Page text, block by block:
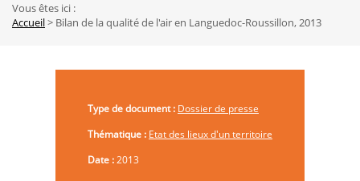
Vous êtes ici :
Fil
Accueil Bilan de la qualité de l'air en Languedoc-Roussillon, 2013
Type de document : Dossier de presse
Thématique : Etat des lieux d'un territoire
Date :2013